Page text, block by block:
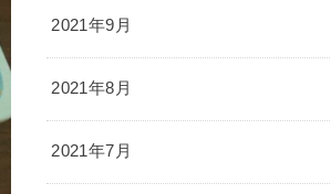
2021年9月
2021年8月
2021年7月